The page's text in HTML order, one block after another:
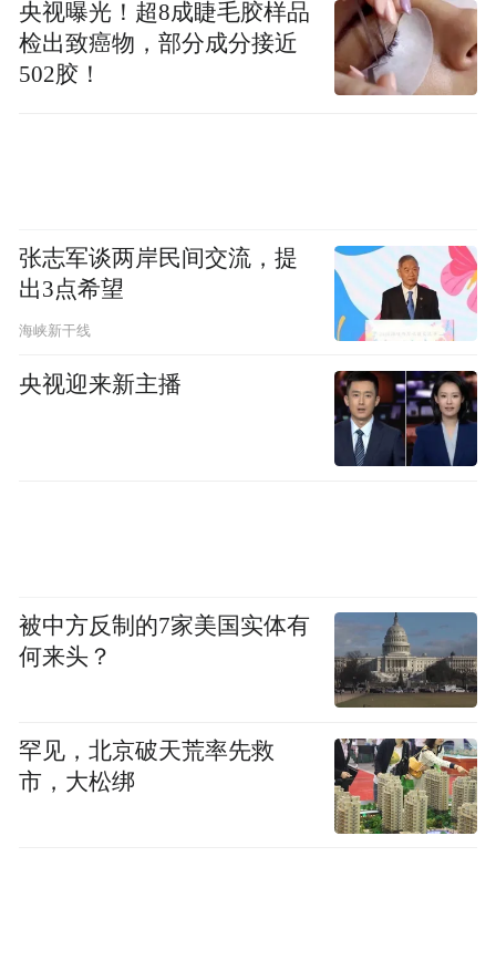
央视曝光！超8成睫毛胶样品
检出致癌物，部分成分接近
502胶！
张志军谈两岸民间交流，提
出3点希望
海峡新干线
央视迎来新主播
被中方反制的7家美国实体有
何来头？
罕见，北京破天荒率先救
市，大松绑